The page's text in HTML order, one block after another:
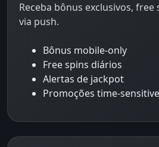
Receba bônus exclusivos,
via push.
Bônus mobile-only
Free spins diários
Alertas de jackpot
Promoções time-sensitive